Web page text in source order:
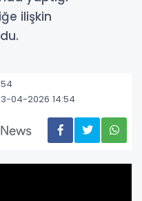
ilişkin
04-2026 14:54